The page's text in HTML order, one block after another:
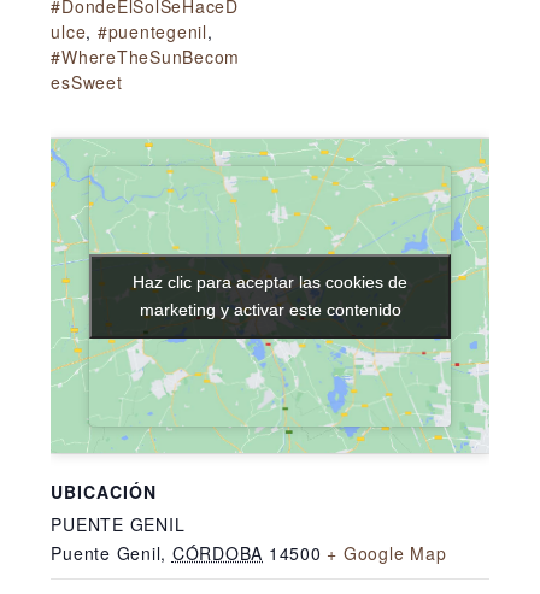
#DondeElSolSeHaceD
ulce, #puentegenil,
#WhereTheSunBecom
esSweet
UBICACIÓN
PUENTE GENIL
Puente Genil, CÓRDOBA 14500 + Google Map
Haz clic para aceptar las cookies de
marketing y activar este contenido
Haz clic para aceptar las cookies de
marketing y activar este contenido